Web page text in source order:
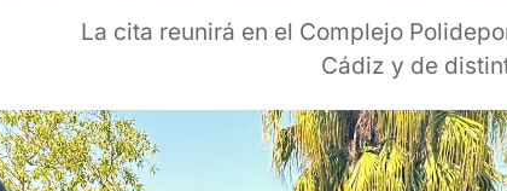
La cita reunirá en el Complejo
Cádiz y de